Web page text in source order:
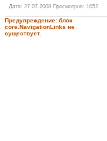
Дата: 27.07.2008 Просмотров: 1052
Предупреждение: блок
core.NavigationLinks не
существует.